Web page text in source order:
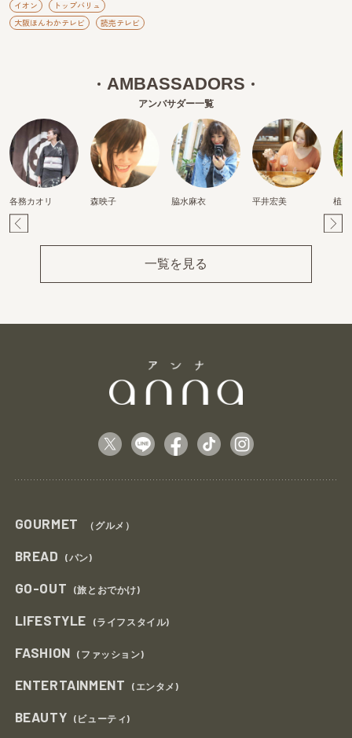
イオン
トップバリュ
大阪ほんわかテレビ
読売テレビ
AMBASSADORS
アンバサダー一覧
各務カオリ 森映子 脇水麻衣 平井宏美 植田
一覧を見る
GOURMET （グルメ）
BREAD (パン)
GO-OUT (旅とおでかけ)
LIFESTYLE (ライフスタイル)
FASHION (ファッション)
ENTERTAINMENT (エンタメ)
BEAUTY (ビューティ)